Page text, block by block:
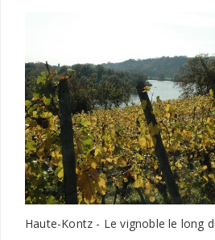
Haute-Kontz - Le vignoble le long